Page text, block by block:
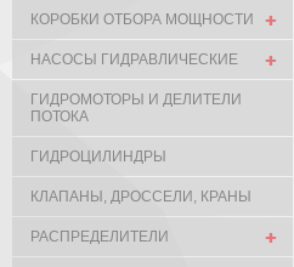
КОРОБКИ ОТБОРА МОЩНОСТИ
НАСОСЫ ГИДРАВЛИЧЕСКИЕ
ГИДРОМОТОРЫ И ДЕЛИТЕЛИ
ПОТОКА
ГИДРОЦИЛИНДРЫ
КЛАПАНЫ, ДРОССЕЛИ, КРАНЫ
РАСПРЕДЕЛИТЕЛИ